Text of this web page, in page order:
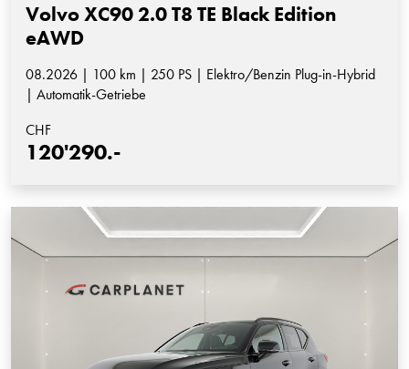
Volvo XC90 2.0 T8 TE Black Edition
eAWD
08.2026 | 100 km | 250 PS | Elektro/Benzin Plug-in-Hybrid
| Automatik-Getriebe
CHF
120'290.-